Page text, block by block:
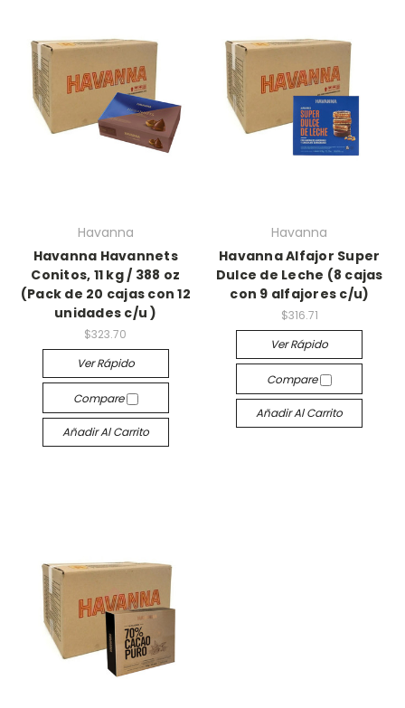
Havanna
Havanna Havannets
Conitos, 11 kg / 388 oz
(Pack de 20 cajas con 12
unidades c/u )
$323.70
Ver Rápido
Compare
Añadir Al Carrito
Havanna
Havanna Alfajor Super
Dulce de Leche (8 cajas
con 9 alfajores c/u)
$316.71
Ver Rápido
Compare
Añadir Al Carrito